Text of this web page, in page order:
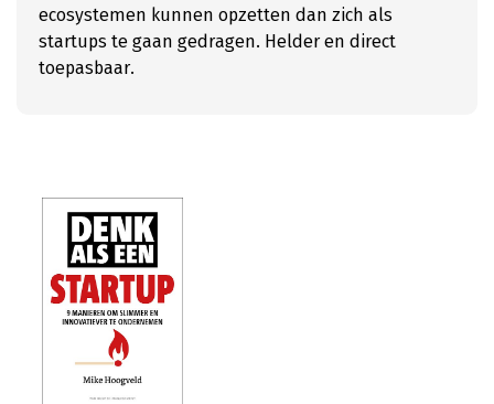
ecosystemen kunnen opzetten dan zich als
startups te gaan gedragen. Helder en direct
toepasbaar.